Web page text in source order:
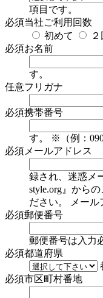
項目です。
必須当社ご利用回数
初めて
必須お名前
す。
任意フリガナ
必須携帯番号
す。
※（例：
必須 メールアドレス
録され、迷惑メ
style.org』から
ださい。
メール
必須郵便番号
郵便番号は入力
必須都道府県
必須市区町村番地